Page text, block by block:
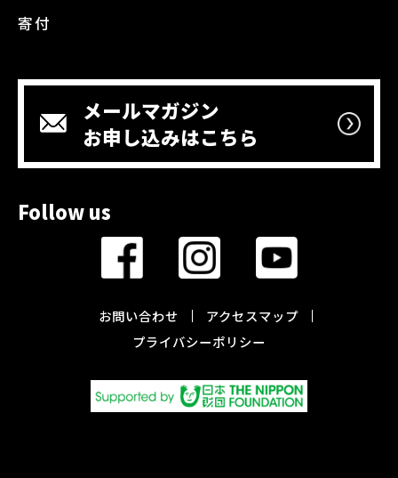
寄付
メールマガジン
お申し込みはこちら
Follow us
お問い合わせ
アクセスマップ
プライバシーポリシー